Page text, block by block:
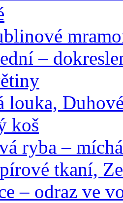
–
louka,
koš
ryba –
tkaní,
– odraz ve